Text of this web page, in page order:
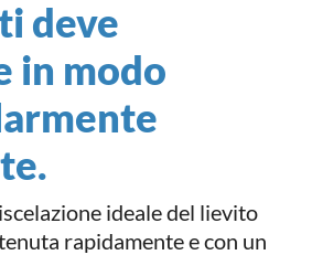
deve
in modo
ideale del lievito
rapidamente e con un